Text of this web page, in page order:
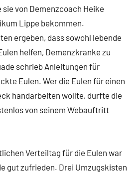
von Demenzcoach Heike
Lippe bekommen.
ergeben, dass sowohl lebende
helfen, Demenzkranke zu
schrieb Anleitungen für
Eulen. Wer die Eulen für einen
handarbeiten wollte, durfte die
von seinem Webauftritt
Verteiltag für die Eulen war
gut zufrieden. Drei Umzugskisten